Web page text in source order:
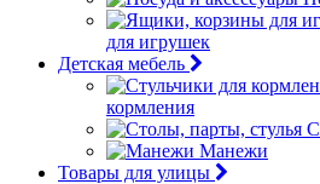
для игрушек
Детская мебель
кормления
Манежи
Товары для улицы